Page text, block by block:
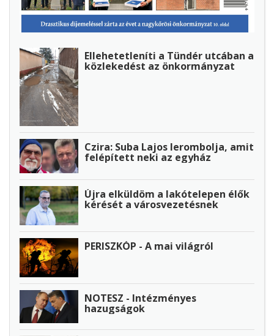
Ellehetetleníti a Tündér utcában a
közlekedést az önkormányzat
Czira: Suba Lajos lerombolja, amit
felépített neki az egyház
Újra elküldöm a lakótelepen élők
kérését a városvezetésnek
PERISZKÓP - A mai világról
NOTESZ - Intézményes
hazugságok